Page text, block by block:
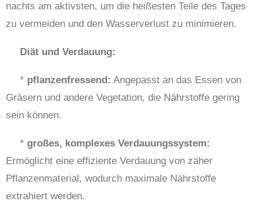
nachts am aktivsten, um die heißesten Teile des Tages
zu vermeiden und den Wasserverlust zu minimieren.
Diät und Verdauung:
* pflanzenfressend: Angepasst an das Essen von
Gräsern und andere Vegetation, die Nährstoffe gering
sein können.
* großes, komplexes Verdauungssystem:
Ermöglicht eine effiziente Verdauung von zäher
Pflanzenmaterial, wodurch maximale Nährstoffe
extrahiert werden.